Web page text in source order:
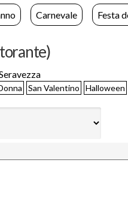
Carnevale Festa
San Valentino Halloween